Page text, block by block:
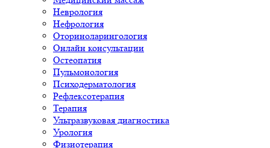
Неврология
Нефрология
Оториноларингология
Онлайн консультации
Остеопатия
Пульмонология
Психодерматология
Рефлексотерапия
Терапия
Ультразвуковая диагностика
Урология
Физиотерапия